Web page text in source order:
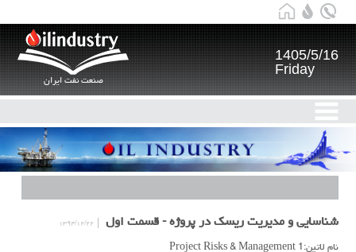
صنعت نفت ایران
1405/5/16
Friday
شناسایی و مدیریت ریسک در پروژه - قسمت اول ۱۳۹۴/۱۲/۲۲
نام لاتین:Project Risks & Management 1